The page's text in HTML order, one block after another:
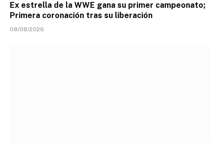
Ex estrella de la WWE gana su primer campeonato;
Primera coronación tras su liberación
08/08/2026